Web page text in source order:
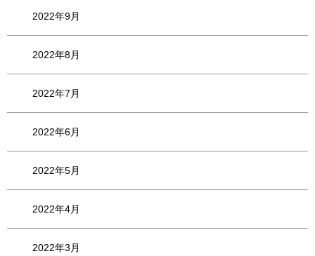
2022年9月
2022年8月
2022年7月
2022年6月
2022年5月
2022年4月
2022年3月